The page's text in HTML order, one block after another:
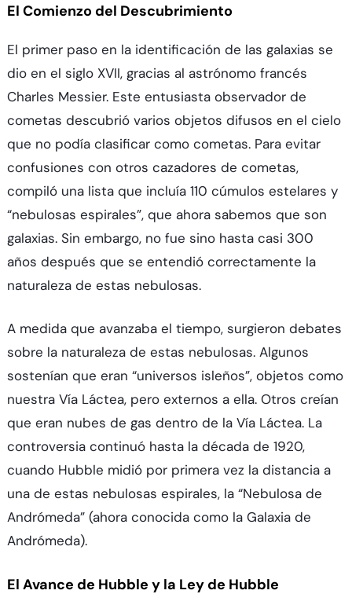
El Comienzo del Descubrimiento
El primer paso en la identificación de las galaxias se
dio en el siglo XVII, gracias al astrónomo francés
Charles Messier. Este entusiasta observador de
cometas descubrió varios objetos difusos en el cielo
que no podía clasificar como cometas. Para evitar
confusiones con otros cazadores de cometas,
compiló una lista que incluía 110 cúmulos estelares y
“nebulosas espirales”, que ahora sabemos que son
galaxias. Sin embargo, no fue sino hasta casi 300
años después que se entendió correctamente la
naturaleza de estas nebulosas.
A medida que avanzaba el tiempo, surgieron debates
sobre la naturaleza de estas nebulosas. Algunos
sostenían que eran “universos isleños”, objetos como
nuestra Vía Láctea, pero externos a ella. Otros creían
que eran nubes de gas dentro de la Vía Láctea. La
controversia continuó hasta la década de 1920,
cuando Hubble midió por primera vez la distancia a
una de estas nebulosas espirales, la “Nebulosa de
Andrómeda” (ahora conocida como la Galaxia de
Andrómeda).
El Avance de Hubble y la Ley de Hubble